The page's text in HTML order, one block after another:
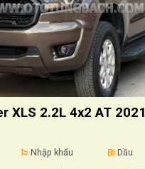
XLS 2.2L 4x2 AT 2021
emoji_flags Nhập khẩu local_gas_station Dầu